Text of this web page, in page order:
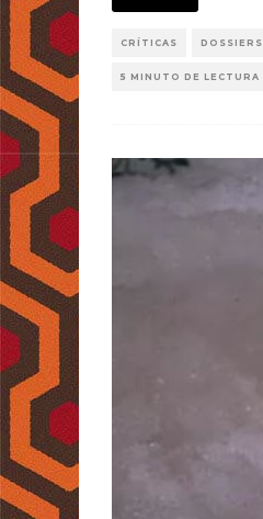
CRÍTICAS DOSSIERS
5 MINUTO DE LECTURA